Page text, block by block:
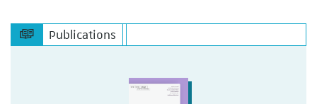
Publications